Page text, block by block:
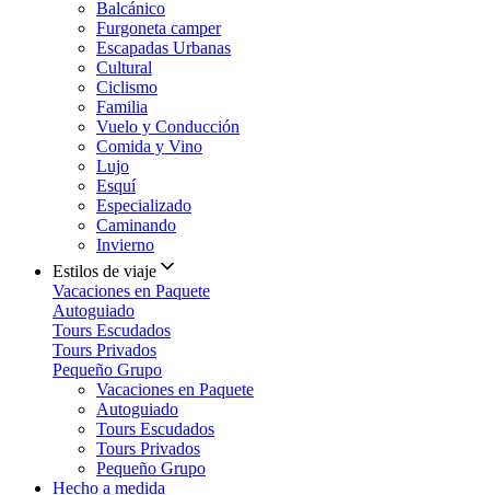
Balcánico
Furgoneta camper
Escapadas Urbanas
Cultural
Ciclismo
Familia
Vuelo y Conducción
Comida y Vino
Lujo
Esquí
Especializado
Caminando
Invierno
Estilos de viaje
Vacaciones en Paquete
Autoguiado
Tours Escudados
Tours Privados
Pequeño Grupo
Vacaciones en Paquete
Autoguiado
Tours Escudados
Tours Privados
Pequeño Grupo
Hecho a medida